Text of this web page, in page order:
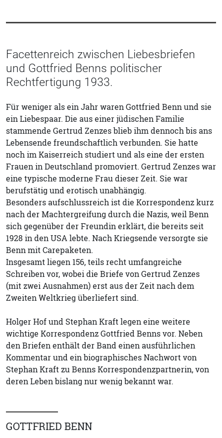
Facettenreich zwischen Liebesbriefen
und Gottfried Benns politischer
Rechtfertigung 1933.
Für weniger als ein Jahr waren Gottfried Benn und sie
ein Liebespaar. Die aus einer jüdischen Familie
stammende Gertrud Zenzes blieb ihm dennoch bis ans
Lebensende freundschaftlich verbunden. Sie hatte
noch im Kaiserreich studiert und als eine der ersten
Frauen in Deutschland promoviert. Gertrud Zenzes war
eine typische moderne Frau dieser Zeit. Sie war
berufstätig und erotisch unabhängig.
Besonders aufschlussreich ist die Korrespondenz kurz
nach der Machtergreifung durch die Nazis, weil Benn
sich gegenüber der Freundin erklärt, die bereits seit
1928 in den USA lebte. Nach Kriegsende versorgte sie
Benn mit Carepaketen.
Insgesamt liegen 156, teils recht umfangreiche
Schreiben vor, wobei die Briefe von Gertrud Zenzes
(mit zwei Ausnahmen) erst aus der Zeit nach dem
Zweiten Weltkrieg überliefert sind.
Holger Hof und Stephan Kraft legen eine weitere
wichtige Korrespondenz Gottfried Benns vor. Neben
den Briefen enthält der Band einen ausführlichen
Kommentar und ein biographisches Nachwort von
Stephan Kraft zu Benns Korrespondenzpartnerin, von
deren Leben bislang nur wenig bekannt war.
GOTTFRIED BENN